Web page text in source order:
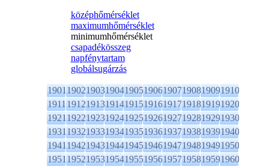
középhőmérséklet
maximumhőmérséklet
minimumhőmérséklet
csapadékösszeg
napfénytartam
globálsugárzás
1901190219031904190519061907190819091910
1911191219131914191519161917191819191920
1921192219231924192519261927192819291930
1931193219331934193519361937193819391940
1941194219431944194519461947194819491950
1951195219531954195519561957195819591960